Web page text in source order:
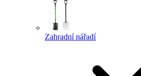
Zahradní nářadí